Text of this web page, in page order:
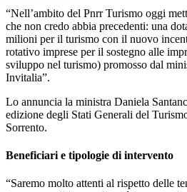
“Nell’ambito del Pnrr Turismo oggi
che non credo abbia precedenti: una
milioni per il turismo con il nuovo
rotativo imprese per il sostegno alle
sviluppo nel turismo) promosso dal
Invitalia”.
Lo annuncia la ministra Daniela
edizione degli Stati Generali del
Sorrento.
Beneficiari e tipologie di intervento
“Saremo molto attenti al rispetto delle